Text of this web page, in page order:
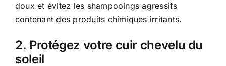
doux et évitez les shampooings agressifs
contenant des produits chimiques irritants.
2. Protégez votre cuir chevelu du
soleil